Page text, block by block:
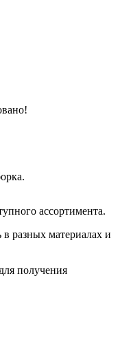
ассортимента.
разных материалах и
получения